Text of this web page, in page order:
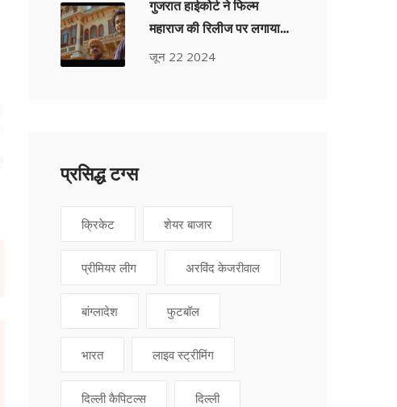
गुजरात हाईकोर्ट ने फिल्म
महाराज की रिलीज पर लगाया
स्थगन हटाया, नेटफ्लिक्स पर
जून 22 2024
प्रसिद्ध टग्स
क्रिकेट शेयर बाजार
प्रीमियर लीग अरविंद केजरीवाल
बांग्लादेश फुटबॉल
भारत लाइव स्ट्रीमिंग
दिल्ली कैपिटल्स दिल्ली